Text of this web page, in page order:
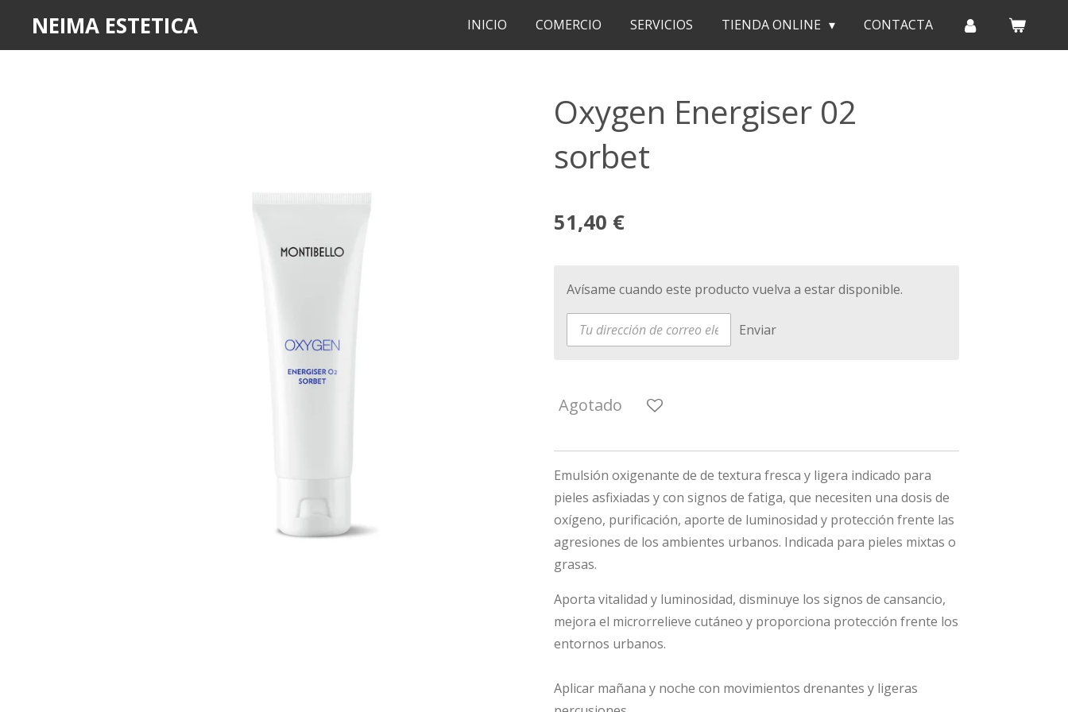
NEIMA ESTETICA INICIO COMERCIO SERVICIOS TIENDA ONLINE CONTACTA
Oxygen Energiser 02
sorbet
51,40 €
Avísame cuando este producto vuelva a estar disponible.
Enviar
Agotado
Emulsión oxigenante de de textura fresca y ligera indicado para
pieles asfixiadas y con signos de fatiga, que necesiten una dosis de
oxígeno, purificación, aporte de luminosidad y protección frente las
agresiones de los ambientes urbanos. Indicada para pieles mixtas o
grasas.
Aporta vitalidad y luminosidad, disminuye los signos de cansancio,
mejora el microrrelieve cutáneo y proporciona protección frente los
entornos urbanos.
Aplicar mañana y noche con movimientos drenantes y ligeras